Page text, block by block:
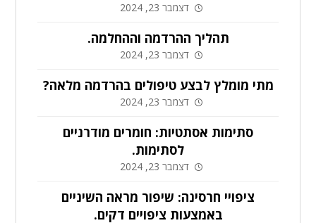
דצמבר 23, 2024
תהליך ההרדמה וההחלמה.
דצמבר 23, 2024
מתי מומלץ לבצע טיפולים בהרדמה מלאה?
דצמבר 23, 2024
סתימות אסתטיות: חומרים מודרניים
לסתימות.
דצמבר 23, 2024
ציפויי חרסינה: שיפור מראה השיניים
באמצעות ציפויים דקים.